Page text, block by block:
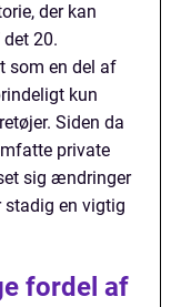
der kan
20.
som en del af
kun
Siden da
private
sig ændringer
stadig en vigtig
fordel af